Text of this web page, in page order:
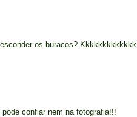
os buracos? Kkkkkkkkkkkkk
confiar nem na fotografia!!!